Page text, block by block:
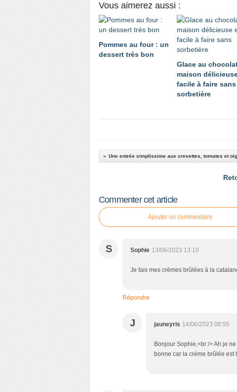
Vous aimerez aussi :
Pommes au four : un
dessert très bon
Glace au
maison
facile à faire sans
sorbetière
Une entrée simplissime aux crevettes, tomates et
Commenter cet article
Ajouter un commentaire
S Sophie 13/06/2023 13:10
Je fais mes crèmes brûlées à la
Répondre
J jauneyris 14/06/2023 08:55
Bonjour Sophie,<br /> Ah je
bonne car la crème brûlée